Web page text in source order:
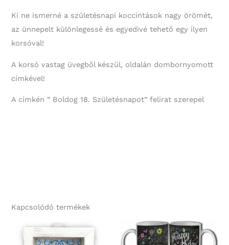
Ki ne ismerné a születésnapi koccintások nagy örömét,
az ünnepelt különlegessé és egyedivé tehető egy ilyen
korsóval!
A korsó vastag üvegből készül, oldalán dombornyomott
címkével!
A címkén ” Boldog 18. Születésnapot” felirat szerepel
Kapcsolódó termékek